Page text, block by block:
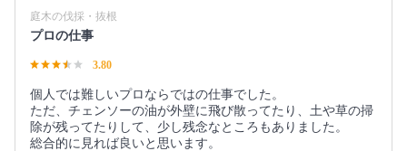
庭木の伐採・抜根
プロの仕事
3.80
個人では難しいプロならではの仕事でした。
ただ、チェンソーの油が外壁に飛び散ってたり、土や草の掃
除が残ってたりして、少し残念なところもありました。
総合的に見れば良いと思います。